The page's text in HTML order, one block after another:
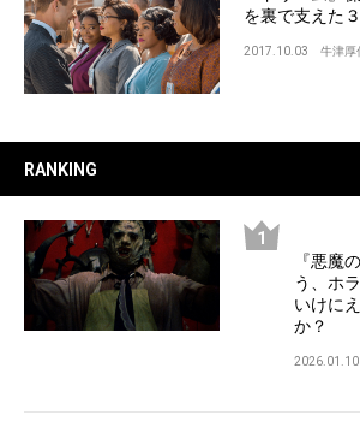
を裏で支えた
2017.10.03 牛津厚
RANKING
『悪魔
う、ホ
いけに
か？
2026.01.10